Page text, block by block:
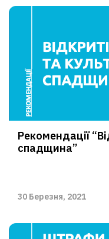
Рекомендації
спадщина”
30 Березня, 2021